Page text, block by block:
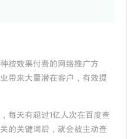
效果付费的网络推广方
带来大量潜在客户，有效提
天有超过1亿人次在百度查
的关键词后，就会被主动查